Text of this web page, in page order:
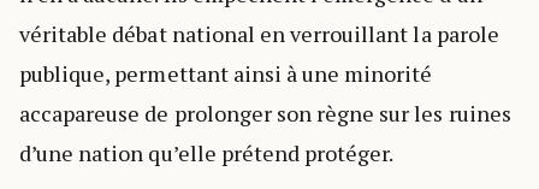
véritable débat national en verrouillant la parole
publique, permettant ainsi à une minorité
accapareuse de prolonger son règne sur les ruines
d’une nation qu’elle prétend protéger.